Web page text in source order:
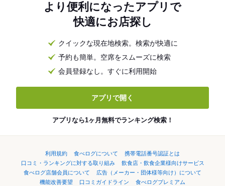
より便利になったアプリで
快適にお店探し
クイックな現在地検索。検索が快適に
予約も簡単。空席をスムーズに検索
会員登録なし。すぐに利用開始
アプリで開く
アプリなら1ヶ月無料でランキング検索！
利用規約 食べログについて
携帯電話番号認証とは
口コミ・ランキングに対する取り組み
飲食店・飲食企業様向けサービス
食べログ店舗会員について
広告（メーカー・団体様等向け）について
機能改善要望
口コミガイドライン
食べログプレミアム